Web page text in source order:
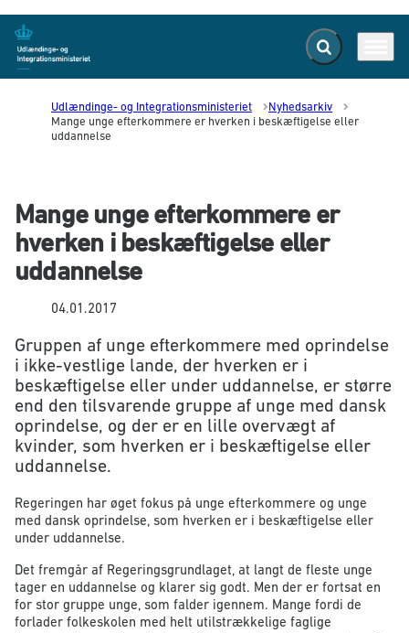
Gå til forsiden Fold søgefelt ud
Udlændinge- og Integrationsministeriet
Nyhedsarkiv
Mange unge efterkommere er hverken i beskæftigelse eller
uddannelse
Mange unge efterkommere er
hverken i beskæftigelse eller
uddannelse
04.01.2017
Gruppen af unge efterkommere med oprindelse
i ikke-vestlige lande, der hverken er i
beskæftigelse eller under uddannelse, er større
end den tilsvarende gruppe af unge med dansk
oprindelse, og der er en lille overvægt af
kvinder, som hverken er i beskæftigelse eller
uddannelse.
Regeringen har øget fokus på unge efterkommere og unge
med dansk oprindelse, som hverken er i beskæftigelse eller
under uddannelse.
Det fremgår af Regeringsgrundlaget, at langt de fleste unge
tager en uddannelse og klarer sig godt. Men der er fortsat en
for stor gruppe unge, som falder igennem. Mange fordi de
forlader folkeskolen med helt utilstrækkelige faglige